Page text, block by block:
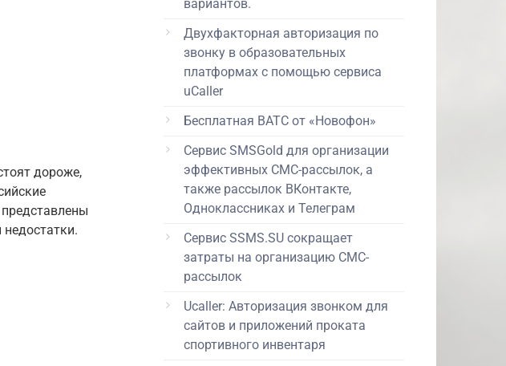
дороже,
вариантов.
Двухфакторная авторизация по
звонку в образовательных
платформах с помощью сервиса
uCaller
Бесплатная ВАТС от «Новофон»
Сервис SMSGold для организации
эффективных СМС-рассылок, а
также рассылок ВКонтакте,
Одноклассниках и Телеграм
Сервис SSMS.SU сокращает
затраты на организацию СМС-
рассылок
Ucaller: Авторизация звонком для
сайтов и приложений проката
спортивного инвентаря